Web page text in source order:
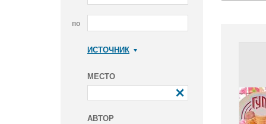
по
ИСТОЧНИК
МЕСТО
АВТОР